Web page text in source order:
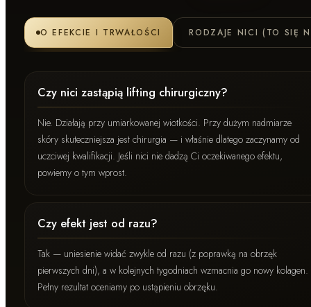
O EFEKCIE I TRWAŁOŚCI RODZAJE NICI (TO SIĘ
Czy nici zastąpią lifting chirurgiczny?
Nie. Działają przy umiarkowanej wiotkości. Przy dużym nadmiarze
skóry skuteczniejsza jest chirurgia — i właśnie dlatego zaczynamy od
uczciwej kwalifikacji. Jeśli nici nie dadzą Ci oczekiwanego efektu,
powiemy o tym wprost.
Czy efekt jest od razu?
Tak — uniesienie widać zwykle od razu (z poprawką na obrzęk
pierwszych dni), a w kolejnych tygodniach wzmacnia go nowy kolagen.
Pełny rezultat oceniamy po ustąpieniu obrzęku.